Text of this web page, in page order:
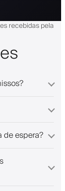
recebidas pela
de espera?